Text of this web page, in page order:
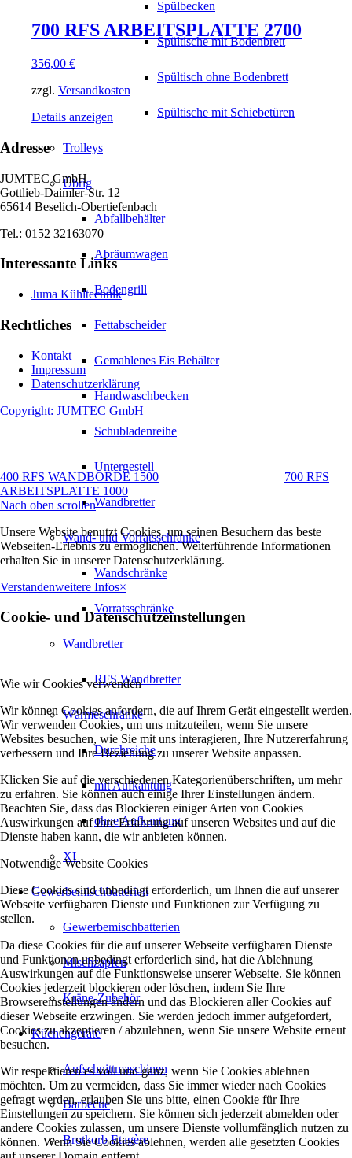
Spülbecken
Spültische mit Bodenbrett
Spültisch ohne Bodenbrett
Spültische mit Schiebetüren
Trolleys
Übrig
Abfallbehälter
Abräumwagen
Bodengrill
Fettabscheider
Gemahlenes Eis Behälter
Handwaschbecken
Schubladenreihe
Untergestell
Wandbretter
Wand- und Vorratsschränke
Wandschränke
Vorratsschränke
Wandbretter
RFS Wandbretter
Wärmeschränke
Durchreiche
mit Aufkantung
ohne Aufkantung
XL
Gewerbemischbatterien
Gewerbemischbatterien
Mischzapfen
Kräne-Zubehör
Küchengeräte
Aufschnittmaschinen
Barbecue
Brotkorb Etagère
700 RFS ARBEITSPLATTE 2700
356,00 €
zzgl. Versandkosten
Details anzeigen
Adresse
JUMTEC GmbH
Gottlieb-Daimler-Str. 12
65614 Beselich-Obertiefenbach
Tel.: 0152 32163070
Interessante Links
Juma Kühltechnik
Rechtliches
Kontakt
Impressum
Datenschutzerklärung
Copyright: JUMTEC GmbH
400 RFS WANDBORDE 1500
700 RFS
ARBEITSPLATTE 1000
Nach oben scrollen
Unsere Website benutzt Cookies, um seinen Besuchern das beste
Webseiten-Erlebnis zu ermöglichen. Weiterführende Informationen
erhalten Sie in unserer Datenschutzerklärung.
Verstandenweitere Infos×
Cookie- und Datenschutzeinstellungen
Wie wir Cookies verwenden
Wir können Cookies anfordern, die auf Ihrem Gerät eingestellt werden.
Wir verwenden Cookies, um uns mitzuteilen, wenn Sie unsere
Websites besuchen, wie Sie mit uns interagieren, Ihre Nutzererfahrung
verbessern und Ihre Beziehung zu unserer Website anpassen.
Klicken Sie auf die verschiedenen Kategorienüberschriften, um mehr
zu erfahren. Sie können auch einige Ihrer Einstellungen ändern.
Beachten Sie, dass das Blockieren einiger Arten von Cookies
Auswirkungen auf Ihre Erfahrung auf unseren Websites und auf die
Dienste haben kann, die wir anbieten können.
Notwendige Website Cookies
Diese Cookies sind unbedingt erforderlich, um Ihnen die auf unserer
Webseite verfügbaren Dienste und Funktionen zur Verfügung zu
stellen.
Da diese Cookies für die auf unserer Webseite verfügbaren Dienste
und Funktionen unbedingt erforderlich sind, hat die Ablehnung
Auswirkungen auf die Funktionsweise unserer Webseite. Sie können
Cookies jederzeit blockieren oder löschen, indem Sie Ihre
Browsereinstellungen ändern und das Blockieren aller Cookies auf
dieser Webseite erzwingen. Sie werden jedoch immer aufgefordert,
Cookies zu akzeptieren / abzulehnen, wenn Sie unsere Website erneut
besuchen.
Wir respektieren es voll und ganz, wenn Sie Cookies ablehnen
möchten. Um zu vermeiden, dass Sie immer wieder nach Cookies
gefragt werden, erlauben Sie uns bitte, einen Cookie für Ihre
Einstellungen zu speichern. Sie können sich jederzeit abmelden oder
andere Cookies zulassen, um unsere Dienste vollumfänglich nutzen zu
können. Wenn Sie Cookies ablehnen, werden alle gesetzten Cookies